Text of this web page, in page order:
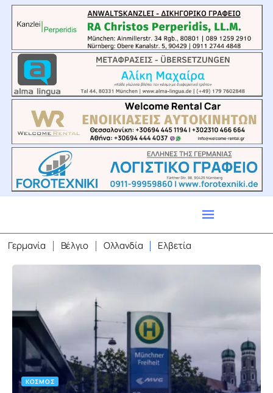
Γερμανία Βέλγιο Ολλανδία Ελβετία
ΚΌΣΜΟΣ